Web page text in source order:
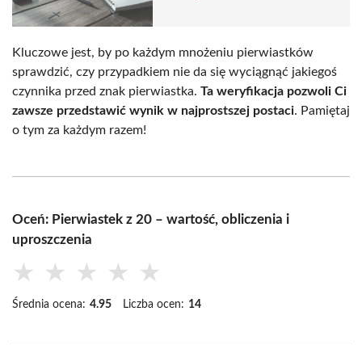
Kluczowe jest, by po każdym mnożeniu pierwiastków
sprawdzić, czy przypadkiem nie da się wyciągnąć jakiegoś
czynnika przed znak pierwiastka. Ta weryfikacja pozwoli Ci
zawsze przedstawić wynik w najprostszej postaci. Pamiętaj
o tym za każdym razem!
Oceń: Pierwiastek z 20 – wartość, obliczenia i
uproszczenia
★ ★ ★ ★ ★
Średnia ocena: 4.95 Liczba ocen: 14